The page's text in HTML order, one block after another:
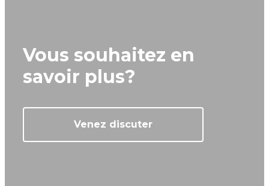
Vous souhaitez en
savoir plus?
Venez discuter